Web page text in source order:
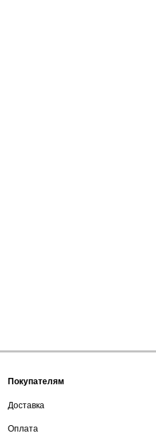
Покупателям
Доставка
Оплата